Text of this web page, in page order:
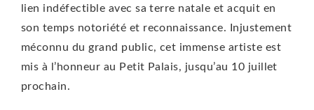
lien indéfectible avec sa terre natale et acquit en
son temps notoriété et reconnaissance. Injustement
méconnu du grand public, cet immense artiste est
mis à l’honneur au Petit Palais, jusqu’au 10 juillet
prochain.